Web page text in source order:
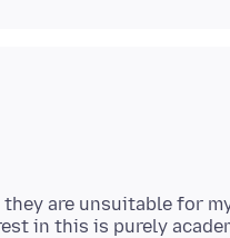
are unsuitable for
in this is purely